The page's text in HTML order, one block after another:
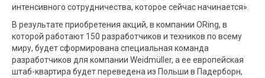
интенсивного сотрудничества, которое сейчас начинается».
В результате приобретения акций, в компании ORing, в
которой работают 150 разработчиков и техников по всему
миру, будет сформирована специальная команда
разработчиков для компании Weidmüller, а ее европейская
штаб-квартира будет переведена из Польши в Падерборн,